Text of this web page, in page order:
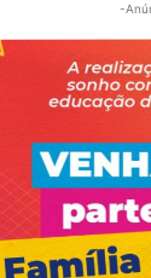
-